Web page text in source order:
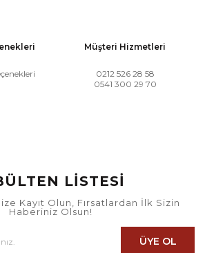
Müşteri Hizmetleri
0212 526 28 58
0541 300 29 70
LİSTESİ
Kayıt Olun, Fırsatlardan İlk Sizin
Haberiniz Olsun!
ÜYE OL